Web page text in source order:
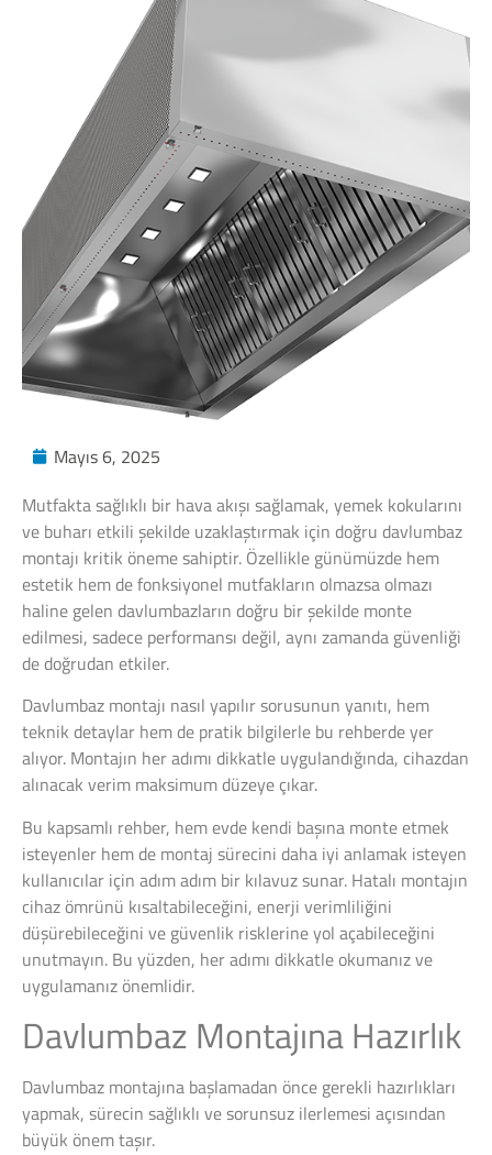
Mayıs 6, 2025
Mutfakta sağlıklı bir hava akışı sağlamak, yemek kokularını
ve buharı etkili şekilde uzaklaştırmak için doğru davlumbaz
montajı kritik öneme sahiptir. Özellikle günümüzde hem
estetik hem de fonksiyonel mutfakların olmazsa olmazı
haline gelen davlumbazların doğru bir şekilde monte
edilmesi, sadece performansı değil, aynı zamanda güvenliği
de doğrudan etkiler.
Davlumbaz montajı nasıl yapılır sorusunun yanıtı, hem
teknik detaylar hem de pratik bilgilerle bu rehberde yer
alıyor. Montajın her adımı dikkatle uygulandığında, cihazdan
alınacak verim maksimum düzeye çıkar.
Bu kapsamlı rehber, hem evde kendi başına monte etmek
isteyenler hem de montaj sürecini daha iyi anlamak isteyen
kullanıcılar için adım adım bir kılavuz sunar. Hatalı montajın
cihaz ömrünü kısaltabileceğini, enerji verimliliğini
düşürebileceğini ve güvenlik risklerine yol açabileceğini
unutmayın. Bu yüzden, her adımı dikkatle okumanız ve
uygulamanız önemlidir.
Davlumbaz Montajına Hazırlık
Davlumbaz montajına başlamadan önce gerekli hazırlıkları
yapmak, sürecin sağlıklı ve sorunsuz ilerlemesi açısından
büyük önem taşır.